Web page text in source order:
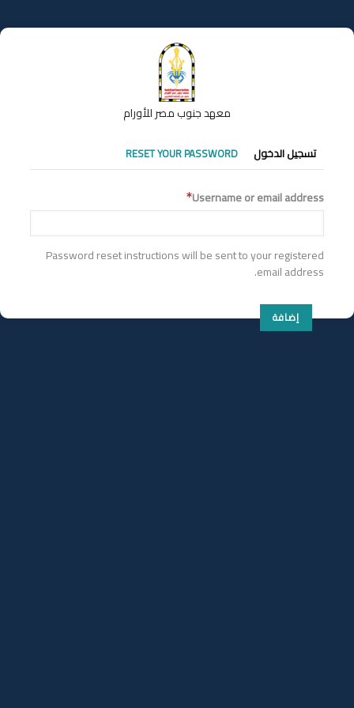
إلى
المحتوى
معهد جنوب مصر للأورام
التبويبات
الأساسية
تسجيل الدخول RESET YOUR PASSWORD
Username or email address
Password reset instructions will be sent to your registered
email address.